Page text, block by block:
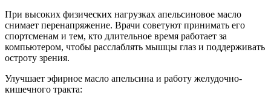
При высоких физических нагрузках апельсиновое масло
снимает перенапряжение. Врачи советуют принимать его
спортсменам и тем, кто длительное время работает за
компьютером, чтобы расслаблять мышцы глаз и поддерживать
остроту зрения.
Улучшает эфирное масло апельсина и работу желудочно-
кишечного тракта: